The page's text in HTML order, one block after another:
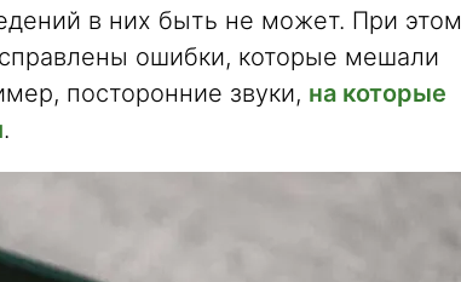
в них быть не может. При этом
ошибки, которые мешали
посторонние звуки, на которые
.